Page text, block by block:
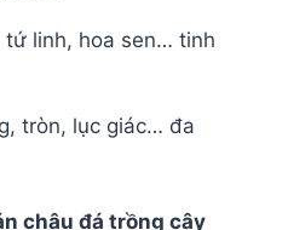
tứ linh, hoa sen… tinh
tròn, lục giác… đa
chậu đá trồng cây